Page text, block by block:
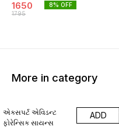
1650
1795
8% OFF
More in category
એક્સપર્ટ એવિડન્ટ
ફોરેન્સિક સાયન્સ
ADD